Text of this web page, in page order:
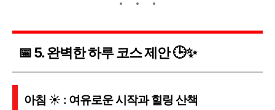
📅 5. 완벽한 하루 코스 제안 🕒✨
아침 ☀️ : 여유로운 시작과 힐링 산책